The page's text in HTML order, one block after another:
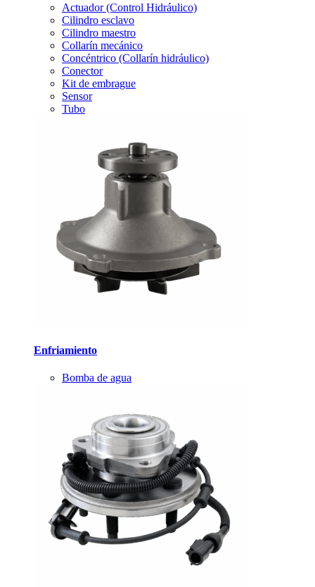
Actuador (Control Hidráulico)
Cilindro esclavo
Cilindro maestro
Collarín mecánico
Concéntrico (Collarín hidráulico)
Conector
Kit de embrague
Sensor
Tubo
Enfriamiento
Bomba de agua